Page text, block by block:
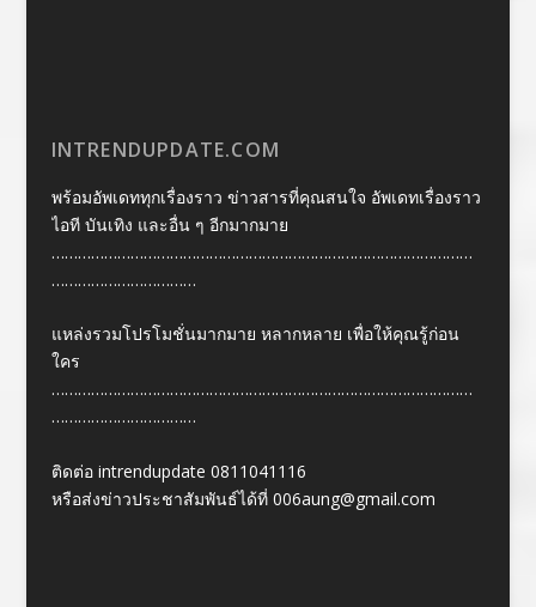
INTRENDUPDATE.COM
พร้อมอัพเดททุกเรื่องราว ข่าวสารที่คุณสนใจ อัพเดทเรื่องราว
ไอที บันเทิง และอื่น ๆ อีกมากมาย
……………………………………………………………………………………
……………………………
แหล่งรวมโปรโมชั่นมากมาย หลากหลาย เพื่อให้คุณรู้ก่อน
ใคร
……………………………………………………………………………………
……………………………
ติดต่อ intrendupdate 0811041116
หรือส่งข่าวประชาสัมพันธ์ได้ที่ 006aung@gmail.com